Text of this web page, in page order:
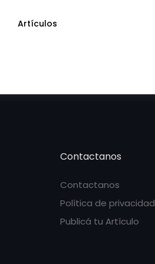
Artículos
Contactanos
Contactanos
Política de privacidad
Publicá tu Artículo